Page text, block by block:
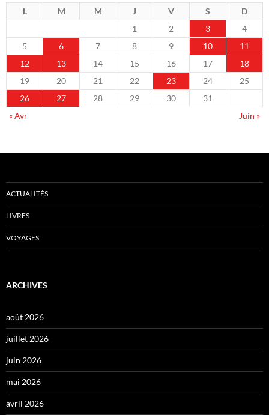
L M M J V S
D
1
2 3
4
5
6 7 8 9 10
11
12
13 14 15 16 17
18
19
20 21 22 23 24
25
26
27 28 29 30
31
« Avr
Juin »
ACTUALITÉS
LIVRES
VOYAGES
ARCHIVES
août 2026
juillet 2026
juin 2026
mai 2026
avril 2026